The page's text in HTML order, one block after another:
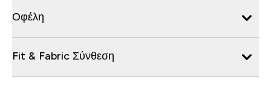
Οφέλη
Fit & Fabric Σύνθεση